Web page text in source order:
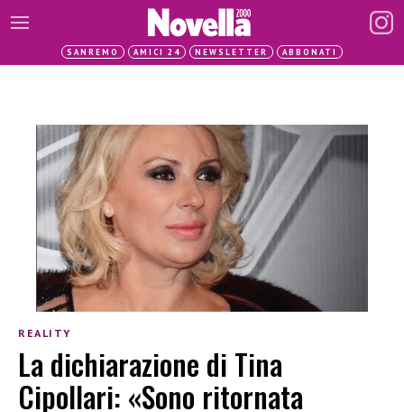
SANREMO AMICI 24 NEWSLETTER ABBONATI
REALITY
La dichiarazione di Tina
Cipollari: «Sono ritornata